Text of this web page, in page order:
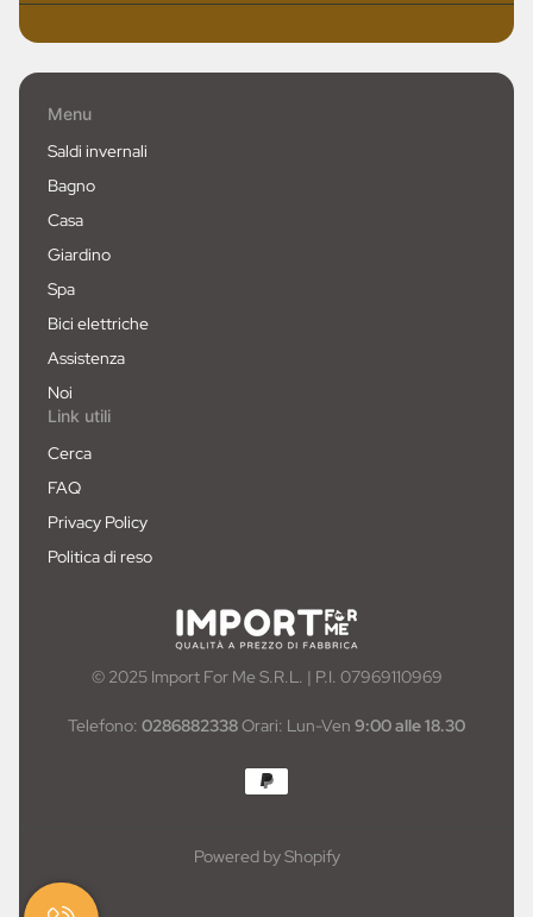
Menu
Saldi invernali
Bagno
Casa
Giardino
Spa
Bici elettriche
Assistenza
Noi
Link utili
Cerca
FAQ
Privacy Policy
Politica di reso
© 2025 Import For Me S.R.L. | P.I. 07969110969
Telefono: 0286882338Orari: Lun-Ven 9:00 alle 18.30
Powered by Shopify